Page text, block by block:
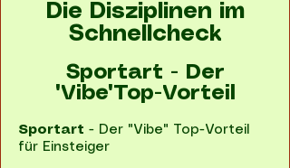
Die Disziplinen im
Schnellcheck
Sportart - Der
"Vibe"Top-Vorteil
Sportart - Der "Vibe" Top-Vorteil
für Einsteiger